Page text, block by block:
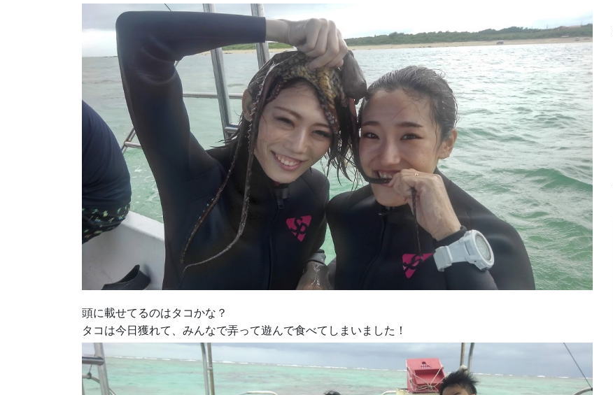
頭に載せてるのはタコかな？
タコは今日獲れて、みんなで弄って遊んで食べてしまいました！